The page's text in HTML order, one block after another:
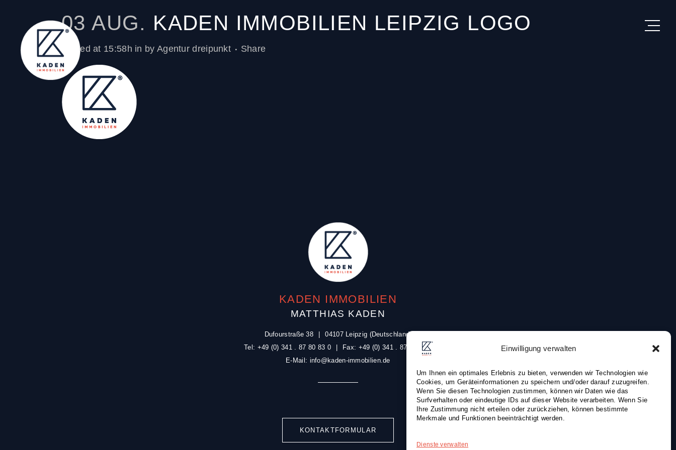
Einwilligung verwalten
Um Ihnen ein optimales Erlebnis zu bieten, verwenden wir Technologien wie
Cookies, um Geräteinformationen zu speichern und/oder darauf zuzugreifen.
Wenn Sie diesen Technologien zustimmen, können wir Daten wie das
Surfverhalten oder eindeutige IDs auf dieser Website verarbeiten. Wenn Sie
Ihre Zustimmung nicht erteilen oder zurückziehen, können bestimmte
Merkmale und Funktionen beeinträchtigt werden.
Dienste verwalten
03 AUG. KADEN IMMOBILIEN LEIPZIG LOGO
Posted at 15:58h in by Agentur dreipunkt Share
KADEN IMMOBILIEN
MATTHIAS KADEN
Dufourstraße 38
04107 Leipzig (Deutschland)
Tel: +49 (0) 341 . 87 80 83 0
Fax: +49 (0) 341 . 87 80 81 0
E-Mail: info@kaden-immobilien.de
KONTAKTFORMULAR